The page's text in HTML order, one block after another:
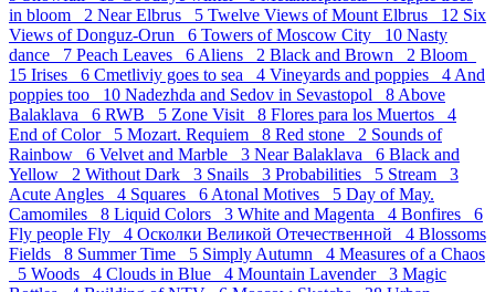
in bloom 2 Near Elbrus 5 Twelve Views of Mount Elbrus 12 Six
Views of Donguz-Orun 6 Towers of Moscow City 10 Nasty
dance 7 Peach Leaves 6 Aliens 2 Black and Brown 2 Bloom
15 Irises 6 Cmetliviy goes to sea 4 Vineyards and poppies 4 And
poppies too 10 Nadezhda and Sedov in Sevastopol 8 Above
Balaklava 6 RWB 5 Zone Visit 8 Flores para los Muertos 4
End of Color 5 Mozart. Requiem 8 Red stone 2 Sounds of
Rainbow 6 Velvet and Marble 3 Near Balaklava 6 Black and
Yellow 2 Without Dark 3 Snails 3 Probabilities 5 Stream 3
Acute Angles 4 Squares 6 Atonal Motives 5 Day of May.
Camomiles 8 Liquid Colors 3 White and Magenta 4 Bonfires 6
Fly people Fly 4 Осколки Великой Отечественной 4 Blossoms
Fields 8 Summer Time 5 Simply Autumn 4 Measures of a Chaos
5 Woods 4 Clouds in Blue 4 Mountain Lavender 3 Magic